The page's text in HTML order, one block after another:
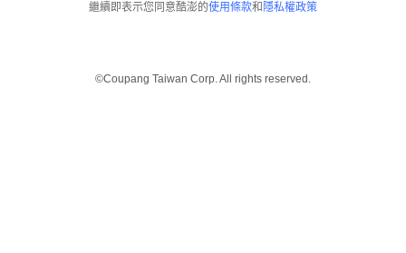
繼續即表示您同意酷澎的使用條款和 隱私權政策
©Coupang Taiwan Corp. All rights reserved.